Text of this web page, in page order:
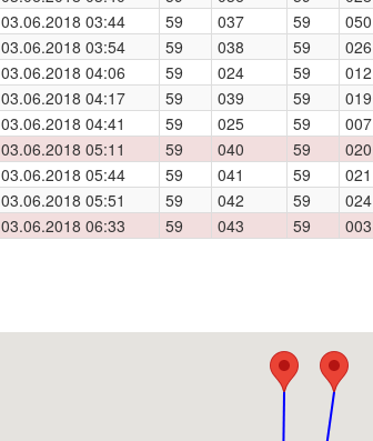
03.06.2018 03:44 59 037 59 050
03.06.2018 03:54 59 038 59 026
03.06.2018 04:06 59 024 59 012
03.06.2018 04:17 59 039 59 019
03.06.2018 04:41 59 025 59 007
03.06.2018 05:11 59 040 59 020
03.06.2018 05:44 59 041 59 021
03.06.2018 05:51 59 042 59 024
03.06.2018 06:33 59 043 59 003